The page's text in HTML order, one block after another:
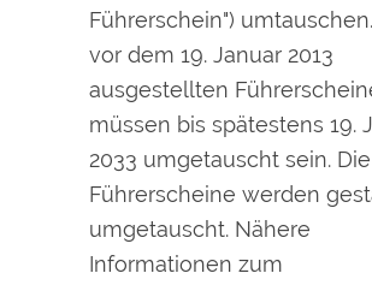
Führerschein")
vor dem 19. Januar 2013
ausgestellten
müssen bis spätestens 19.
2033 umgetauscht sein.
Führerscheine werden
umgetauscht. Nähere
Informationen zum